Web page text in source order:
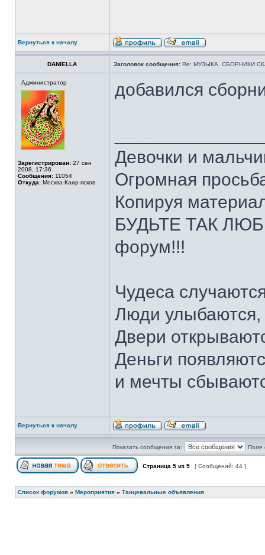
Вернуться к началу
DANIELLA Заголовок сообщения: Re: МУЗЫКА. СБОРНИКИ
Администратор
Зарегистрирован: 27 сен
2008, 17:36
Сообщения: 11054
Откуда: Москва-Каир-псков
добавился
Девочки и
Огромная
Копируя
БУДЬТЕ ТАК
форум!!!
Чудеса
Люди улыбаются,
Двери
Деньги
и мечты
Вернуться к началу
Показать сообщения за: Поле
Страница 5 из 5 [ Сообщений: 44 ]
Список форумов » Мероприятия » Танцевальные объявления